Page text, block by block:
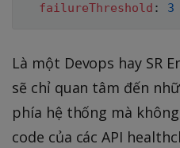
failureThreshold : 3
Là một Devops hay SR
sẽ chỉ quan tâm đến
phía hệ thống mà
code của các API